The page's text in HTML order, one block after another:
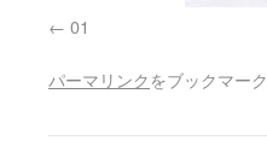
01
パーマリンクをブックマーク